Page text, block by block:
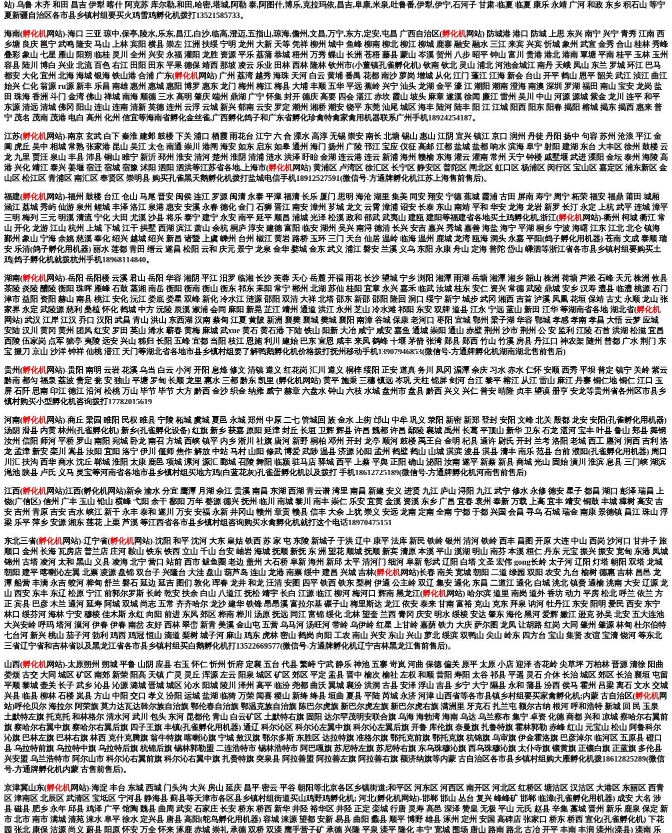
站) 乌鲁 木齐 和田 昌吉 伊犁 喀什 阿克苏 库尔勒,和田,哈密,塔城,阿勒 泰,阿图什,博乐,克拉玛依,昌吉,阜康,米泉,吐鲁番,伊犁,伊宁,石河子 甘肃-临夏 临夏 康乐 永靖 广河 和政 东乡 积石山 等宁
夏新疆自治区各市县乡镇村组要买火鸡雪鸡孵化机拨打13521585733。
海南(孵化机网站)-海口 三亚 琼中,保亭,陵水,乐东,昌江,白沙,临高,澄迈,五指山,琼海,儋州,文昌,万宁,东方,定安,屯昌 广西自治区(孵化机网站) 防城港 港口 防城 上思 东兴 南宁 兴宁 青秀 江南 西
乡塘 良庆 邕宁 武鸣 隆安 马山 上林 宾阳 横县 崇左 江洲 扶绥 宁明 龙州 大新 天等 凭祥 柳州 城中 鱼峰 柳南 柳北 柳江 柳城 鹿寨 融安 融水 三江 来宾 兴宾 忻城 象州 武宣 金秀 合山 桂林 秀峰
叠彩 象山 七星 雁山 阳朔 临桂 灵川 全州 兴安 永福 灌阳 龙胜 资源 平乐 荔蒲 恭城 梧州 万秀 蝶山 长洲 苍梧 藤县 蒙山 岑溪 贺州 八步 昭平 钟山 富川 贵港 港北 港南 覃塘 平南 桂平 玉林 玉州
容县 陆川 博白 兴业 北流 百色 右江 田阳 田东 平果 德保 靖西 那坡 凌云 乐业 田林 西林 隆林 钦州市(小董镇孔雀孵化机) 钦南 钦北 灵山 浦北 河池金城江 南丹 天峨 凤山 东兰 罗城 环江 巴马
都安 大化 宜州 北海 海城 银海 铁山港 合浦 广东(孵化机网站) 广州 荔湾 越秀 海珠 天河 白云 黄埔 番禺 花都 南沙 萝岗 增城 从化 江门 蓬江 江海 新会 台山 开平 鹤山 恩平 韶关 武江 浈江 曲江
始兴 仁化 翁源 ru源 新丰 乐昌 南雄 惠州 惠城 惠阳 博罗 惠东 龙门 梅州 梅江 梅县 大埔 丰顺 五华 平远 蕉岭 兴宁 汕头 龙湖 金平 濠 江 潮阳 潮南 澄海 南澳 深圳 罗湖 福田 南山 宝安 龙岗 盐
田 珠海 香洲 斗门 金湾 佛山 禅城 南海 顺德 三水 高明 肇庆 端州 鼎湖 广宁 怀集 封开 德庆 高要 四会 湛江 赤坎 霞山 坡头 麻章 遂溪 徐闻 廉江 雷州 吴川 中山 河源 源城 紫金 龙川 连平 和平
东源 清远 清城 佛冈 阳山 连山 连南 清新 英德 连州 云浮 云城 新兴 郁南 云安 罗定 潮州 湘桥 潮安 饶平 东莞 汕尾 城区 海丰 陆河 陆丰 阳 江 江城 阳西 阳东 阳春 揭阳 榕城 揭东 揭西 惠来 普
宁 茂名 茂南 茂港 电白 高州 化州 信宜等海南省孵化金丝雀,广西孵化鸽子和广东省孵化珍禽特禽家禽用机器联系广州手机18924254187。
江苏(孵化机网站)-南京 玄武 白下 秦淮 建邺 鼓楼 下关 浦口 栖霞 雨花台 江宁 六 合 溧水 高淳 无锡 崇安 南长 北塘 锡山 惠山 江阴 宜兴 镇江 京口 润州 丹徒 丹阳 扬中 句容 苏州 沧浪 平江 金
阊 虎丘 吴中 相城 常熟 张家港 昆山 吴江 太仓 南通 崇川 港闸 海安 如东 启东 如皋 通州 海门 扬州 广陵 邗江 宝应 仪征 高邮 江都 盐城 盐都 响水 滨海 阜宁 射阳 建湖 东台 大丰区 徐州 鼓楼 云
龙 九里 贾汪 泉山 丰县 沛县 铜山 睢宁 新沂 邳州 淮安 清河 楚州 淮阴 清浦 涟水 洪泽 盱眙 金湖 连云港 连云 新浦 海州 赣榆 东海 灌云 灌南 常州 天宁 钟楼 戚墅堰 武进 溧阳 金坛 泰州 海陵 高
港 兴化 靖江 泰兴 姜堰 宿迁 宿城 宿豫 沭阳 泗阳 泗洪等江苏省各地,上海市(孵化机网站) 黄浦区 卢湾区 徐汇区 长宁区 静安区 普陀区 闸北区 虹口区 杨浦区 闵行区 宝山区 嘉定区 浦东新区 金
山区 松江区 青浦区 南汇区 奉贤区 崇明县 购买孔雀黑天鹅孵化机拨打盐城电信手机18912527591(微信号-方通牌孵化机江苏上海售前售后)。
福建(孵化机网站)-福州 鼓楼 台江 仓山 马尾 晋安 闽侯 连江 罗源 闽清 永泰 平潭 福清 长乐 厦门 思明 海沧 湖里 集美 同安 翔安 宁德 蕉城 霞浦 古田 屏南 寿宁 周宁 柘荣 福安 福鼎 莆田 城厢
涵江 荔城 秀屿 仙游 泉州 鲤城 丰泽 洛江 泉港 惠安 安溪 永春 德化 金门 石狮 晋江 南安 漳州 芗城 龙文 云霄 漳浦 诏安 长泰 东山 南靖 平和 华安 龙海 龙岩 新罗 长汀 永定 上杭 武平 连城 漳平
三明 梅列 三元 明溪 清流 宁化 大田 尤溪 沙县 将乐 泰宁 建宁 永安 南平 延平 顺昌 浦城 光泽 松溪 政和 邵武 武夷山 建瓯 建阳等福建省各地买土鸡孵化机,浙江(孵化机网站)-衢州 柯城 衢江 常
山 开化 龙游 江山 杭州 上城 下城 江干 拱墅 西湖 滨江 萧山 余杭 桐庐 淳安 建德 富阳 临安 湖州 吴兴 南浔 德清 长兴 安吉 嘉兴 秀城 嘉善 海盐 海宁 平湖 桐乡 宁波 海曙 江东 江北 北仑 镇海
鄞州 象山 宁海 余姚 慈溪 奉化 绍兴 越城 绍兴 新昌 诸暨 上虞 嵊州 台州 椒江 黄岩 路桥 玉环 三门 天台 仙居 温岭 临海 温州 鹿城 龙湾 瓯海 洞头 永嘉 平阳(鸽子孵化用机器) 苍南 文成 泰顺 瑞
安 乐清(鸽子孵化用机器) 丽水 莲都 青田 缙云 遂昌 松阳 云和 庆元 景宁 龙泉 金华 婺城 金东 武义 浦江 磐安 兰溪 义乌 东阳 永康 舟山 定海 普陀 岱山 嵊泗等浙江省各市县乡镇村组要购买土
鸡|鸽子孵化机就拨杭州手机18968114840。
湖南(孵化机网站)-岳阳 岳阳楼 云溪 君山 岳阳 华容 湘阴 平江 汨罗 临湘 长沙 芙蓉 天心 岳麓 开福 雨花 长沙 望城 宁乡 浏阳 湘潭 雨湖 岳塘 湘潭 湘乡 韶山 株洲 荷塘 芦淞 石峰 天元 株洲 攸县
茶陵 炎陵 醴陵 衡阳 珠晖 雁峰 石鼓 蒸湘 南岳 衡阳 衡南 衡山 衡东 祁东 耒阳 常宁 郴州 北湖 苏仙 桂阳 宜章 永兴 嘉禾 临武 汝城 桂东 安仁 资兴 常德 武陵 鼎城 安乡 汉寿 澧县 临澧 桃源 石门
津市 益阳 资阳 赫山 南县 桃江 安化 沅江 娄底 娄星 双峰 新化 冷水江 涟源 邵阳 双清 大祥 北塔 邵东 新邵 邵阳 隆回 洞口 绥宁 新宁 城步 武冈 湘西 吉首 泸溪 凤凰 花垣 保靖 古丈 永顺 龙山 张
家界 永定 武陵源 慈利 桑植 怀化 鹤城 中方 沅陵 辰溪 溆浦 会同 麻阳 新晃 芷江 靖州 通道 洪江 永州 芝山 冷水滩 祁阳 东安 双牌 道县 江永 宁远 蓝山 新田 江华 等湖南省各地 湖北省(孵化机
网站) 武汉 江岸 江汉 乔口 汉阳 武昌 青山 洪山 东西湖 汉南 蔡甸 江夏 黄陂 新洲 襄樊 襄城 樊城 襄阳 南漳 谷城 保康 老河口 枣阳 宜城 鄂州 梁子湖 华容 鄂城 孝感 孝南 孝昌 大悟 云梦 应城
安陆 汉川 黄冈 黄州 团风 红安 罗田 英山 浠水 蕲春 黄梅 麻城 武xue 黄石 黄石港 下陆 铁山 阳新 大冶 咸宁 咸安 嘉鱼 通城 崇阳 通山 赤壁 荆州 沙市 荆州 公 安 监利 江陵 石首 洪湖 松滋 宜昌
西陵 伍家岗 点军 猇亭 夷陵 远安 兴山 秭归 长阳 五峰 宜都 当阳 枝江 恩施 利川 建始 巴东 宣恩 咸丰 来凤 鹤峰 十堰 茅箭 张湾 郧县 郧西 竹山 竹溪 房县 丹江口 神农架 随州 曾都 广水 荆门 东
宝 掇刀 京山 沙洋 钟祥 仙桃 潜江 天门等湖北省各地市县乡镇村组要了解鸭鹅孵化机价格拨打抚州移动手机13907946853(微信号-方通牌孵化机湖南湖北售前售后)
贵州(孵化机网站)-贵阳 南明 云岩 花溪 乌当 白云 小河 开阳 息烽 修文 清镇 遵义 红花岗 汇川 遵义 桐梓 绥阳 正安 道真 务川 凤冈 湄潭 余庆 习水 赤水 仁怀 安顺 西秀 平坝 普定 镇宁 关岭 紫云
黔南 都匀 福泉 荔波 贵定 瓮 安 独山 平塘 罗甸 长顺 龙里 惠水 三都 黔东 凯里 (孵化机网站) 黄平 施秉 三穗 镇远 岑巩 天柱 锦屏 剑河 台江 黎平 榕江 从江 雷山 麻江 丹寨 铜仁地 铜仁 江口 玉
屏 石阡 思南 印江 德江 沿河 松桃 万山 毕节 毕节 大方 黔西 金沙 织金 纳雍 威宁 赫章 六盘水 钟山 六枝 水城 盘州市 盘县 黔西 兴义 兴仁 普安 晴隆 贞丰 望谟 册亨 安龙等贵州省各州区市县乡
镇村购买小型孵化机咨询拨打17782015619
河南(孵化机网站)-商丘 梁园 睢阳 民权 睢县 宁陵 柘城 虞城 夏邑 永城 郑州 中原 二七 管城回 族 金水 上街 邙山 中牟 巩义 荥阳 新密 新郑 登封 安阳 文峰 北关 殷都 龙安 安阳(孔雀孵化用机器)
汤阴 滑县 内黄 林州(孔雀孵化机) 新乡(孔雀孵化设备) 红旗 新乡 获嘉 原阳 延津 封丘 长垣 卫辉 辉县 许昌 魏都 许昌 鄢陵 襄城 禹州 长葛 平顶山 新华 卫东 石龙 湛河 宝丰 叶县 鲁山 郏县 舞钢
汝州 信阳 师河 平桥 罗山 南阳 宛城 卧龙 南召 方城 西峡 镇平 内乡 淅川 社旗 唐河 新野 桐柏 邓州 开封 龙亭 顺河 鼓楼 禹王台 金明 杞县 通许 尉氏 开封 兰考 洛阳 老城 西工 廛河 涧西 吉利 洛
龙 孟津 新安 栾川 嵩县 汝阳 宜阳 洛宁 伊川 偃师 焦作 解放 中站 马村 山阳 修武 博爱 武陟 温县 济源 沁阳 孟州 鹤壁 鹤山 山城 淇滨 浚县 淇县 清丰 南乐 范县 台前 濮阳(孔雀孵化用机器) 周口
川汇 扶沟 西华 商水 沈丘 郸城 淮阳 太康 鹿邑 项城 漯河 源汇 郾城 召陵 舞阳 临颍 驻马店 驿城 西平 上蔡 平舆 正阳 确山 泌阳 汝南 遂平 新蔡 新县 商城 光山 固始 潢川 淮滨 息县 三门峡 湖滨
渑池 陕县 卢氏 义马 灵宝等河南省各地市县乡镇村组买地方鸡(白蓝花灰)孔雀蛋孵化机以及拨打 手机18612725189(微信号-方通牌孵化机河南售前售后)
江西(孵化机网站)江西(孵化机网站)新余 渝水 分宜 鹰潭 月湖 余江 贵溪 南昌 东湖 西湖 青云谱 湾里 南昌 新建 安义 进贤 九江 庐山 浔阳 九江 武宁 修水 永修 德安 星子 都昌 湖口 彭泽 瑞昌 上
饶(广信区) 信州 广丰 玉山 铅山 横峰 弋阳 余干 鄱阳 万年 婺源 德兴 抚州 临川 南城 黎川 南丰 崇仁 乐安 宜黄 金溪 资溪 东乡 广昌 宜春 袁州 奉新 万载 上高 宜丰 靖安 铜鼓 丰城 樟树 高安 吉
安 吉州 青原 吉安 吉水 峡江 新干 永丰 泰和 遂川 万安 安福 永新 井冈山 赣州 章贡 赣县 信丰 大余 上犹 崇义 安远 龙南 定南 全南 宁都 于都 兴国 会昌 寻乌 石城 瑞金 南康 景德镇 昌江 珠山 浮
梁 乐平 萍乡 安源 湘东 莲花 上栗 芦溪 等江西省各市县乡镇村组咨询购买水禽孵化机就打这个电话18970475151
东北三省(孵化机网站)-辽宁省(孵化机网站)-沈阳 和平 沈河 大东 皇姑 铁西 苏 家 屯 东陵 新城子 于洪 辽中 康平 法库 新民 铁岭 银州 清河 铁岭 西丰 昌图 开原 大连 中山 西岗 沙河口 甘井子 旅
顺口 金州 长海 瓦房店 普兰店 庄河 鞍山 铁东 铁西 立山 千山 台安 岫岩 海城 抚顺 新抚 东 洲 望花 顺城 抚顺 新宾 清原 本溪 平山 溪湖 明山 南芬 本溪 桓仁 丹东 元宝 振兴 振安 宽甸 东港 凤城
锦州 古塔 凌河 太和 黑山 义县 凌海 北宁 营口 站前 西市 鲅鱼圈 老边 盖州 大石桥 阜新 海州 新邱 太平 清河门 细河 阜新 彰武 辽阳 白塔 文圣 宏伟 gong长岭 太子河 辽阳 灯塔 朝阳 双塔 龙城
朝阳 建平 喀喇沁左翼 北票 凌源 盘锦 双台子 兴隆台 大洼 盘山 葫芦岛 连山 龙港 南票 绥中 建昌 兴城 吉林(孵化机网站)长春 南关 宽城 朝阳 二道 绿园 双阳 农安 九台 榆树 德惠 吉林 昌邑 龙
潭 船营 丰满 永吉 蛟河 桦甸 舒兰 磐石 延边 延吉 图们 敦化 珲春 龙井 和龙 汪清 安图 四平 铁西 铁东 梨树 伊通 公主岭 双辽 集安 通化 东昌 二道江 通化 白城 洮北 镇赉 通榆 洮南 大安 辽源 龙
山 西安 东丰 东辽 松原 宁江 前郭尔罗斯 长岭 乾安 扶余 白山 八道江 抚松 靖宇 长白 江源 临江 柳河 梅河口 辉南 黑龙江(孵化机网站) 哈尔滨 道里 南岗 道外 香坊 动力 平房 松北 呼兰 依兰 方
正 宾县 巴彦 木兰 通河 延寿 阿城 双城 尚志 五常 齐齐哈尔 龙沙 建华 铁锋 昂昂溪 富拉尔基 碾子山 梅里斯达 龙江 依安 泰来 甘南 富裕 克山 克东 拜泉 讷河 牡丹江 东安 阳明 爱民 西安 东宁
林口 绥芬河 海林 宁安 穆棱 佳木斯 永红 向阳 前进 东风 郊区 桦南 桦川 汤原 抚远 同江 富锦 绥化 北林 望奎 兰西 青冈 庆安 明水 绥棱 安达 肇东 海伦 黑河 爱辉 嫩江 逊克 孙吴 北安 五大连池
大兴安岭 呼玛 塔河 漠河 伊春 伊春 南岔 友好 西林 翠峦 新青 美溪 金山屯 五营 乌马河 汤旺河 带岭 乌伊岭 红星 上甘岭 嘉荫 铁力 大庆 萨尔图 龙凤 让胡路 红岗 大同 肇州 肇源 林甸 杜尔伯特
七台河 新兴 桃山 茄子河 勃利 鸡西 鸡冠 恒山 滴道 梨树 城子河 麻山 鸡东 虎林 密山 鹤岗 向阳 工农 南山 兴安 东山 兴山 萝北 绥滨 双鸭山 尖山 岭东 四方台 宝山 集贤 友谊 宝清 饶河 等东北
三省辽宁省和吉林省以及黑龙江省各市县乡镇村组买白鹅孵化机打13522669577(微信号-方通牌孵化机辽宁吉林黑龙江售前售后)。
山西(孵化机网站)-太原朔州 朔城 平鲁 山阴 应县 右玉 怀仁 忻州 忻府 定襄 五台 代县 繁峙 宁武 静乐 神池 五寨 岢岚 河曲 保德 偏关 原平 太原 小店 迎泽 杏花岭 尖草坪 万柏林 晋源 清徐 阳曲
娄烦 古交 大同 城区 矿区 南郊 新荣 阳高 天镇 广灵 灵丘 浑源 左云 阳泉 城区 矿区 郊区 平定 盂县 晋中 榆次 榆社 左权 和顺 昔阳 寿阳 太谷 祁县 平遥 灵石 介休 长治 城区 郊区 长治 襄垣 屯留
平顺 黎城 壶关 长子 武乡 沁县 沁源 潞城 晋城 城区 沁水 阳城 陵川 泽州 高平 临汾 尧都 曲沃 翼城 襄汾 洪洞 古县 安泽 浮山 吉县 乡宁 大宁 隰县 永和 蒲县 汾西 侯马 霍州 吕梁 离石 文水 交城
兴县 临县 柳林 石楼 岚县 方山 中阳 交口 孝义 汾阳 运城 盐湖 临猗 万荣 闻喜 稷山 新绛 绛县 垣曲 夏县 平陆 芮城 永济 河津 山西省等各市县镇乡村组要买家禽孵化机;内蒙 古自治区(孵化机网
站)呼伦贝尔 海拉尔 阿荣旗 莫力达瓦达斡尔族自治旗 鄂伦春自治旗 鄂温克族自治旗 陈巴尔虎旗 新巴尔虎左旗 新巴尔虎右旗 满洲里 牙克石 扎兰屯 额尔古纳 根河 呼和浩特 新城 回 民 玉泉
土默特左旗 托克托 和林格尔 清水河 武川 包头 东河 昆都伦 青山 白云矿区 土默特右旗 固阳 达尔罕茂明安联合旗 乌海 海勃湾 海南 乌达 乌兰察布 集宁 卓资 化德 商都 兴和 凉城 察哈尔右翼前
旗 察哈尔右翼中旗 察哈尔右翼后旗 四子王旗 丰镇(孔雀孵化用机器) 通辽 科尔沁区 科尔沁左翼中旗 科尔沁左翼后旗 开鲁 库伦旗 奈曼旗 扎鲁特旗 霍林郭勒 赤峰 红山 元宝山 松山 阿鲁科尔
沁旗 巴林左旗 巴林右旗 林西 克什克腾旗 翁牛特旗 喀喇沁旗 宁城 敖汉旗 鄂尔多斯 东胜区 达拉特旗 准格尔旗 鄂托克前旗 鄂托克旗 杭锦旗 乌审旗 伊金霍洛旗 巴彦淖尔 临河区 五原县 磴口
县 乌拉特前旗 乌拉特中旗 乌拉特后旗 杭锦后旗 锡林郭勒盟 二连浩特市 锡林浩特市 阿巴嘎旗 苏尼特左旗 苏尼特右旗 东乌珠穆沁旗 西乌珠穆沁旗 太仆寺旗 镶黄旗 正镶白旗 正蓝旗 多伦县
兴安盟 乌兰浩特市 阿尔山市 科尔沁右翼前旗 科尔沁右翼中旗 扎赉特旗 突泉县 阿拉善盟 阿拉善左旗 阿拉善右旗 额济纳旗等内蒙 古自治区各市县乡镇村组购大雁孵化机拨18612825289(微信
号-方通牌孵化机内蒙 古售前售后)。
京津冀山东(孵化机网站)-海淀 丰台 东城 西城 门头沟 大兴 房山 延庆 昌平 密云 平谷 朝阳等北京各区乡镇街道;和平区 河东区 河西区 南开区 河北区 红桥区 塘沽区 汉沽区 大港区 东丽区 西青
区 津南区 北辰区 武清区 宝坻区 宁河县 静海县 蓟县等天津市各区县乡镇村组街道买山鸡野鸡孵化机; 河北(孵化机网站)-邯郸 邯山 丛台 复兴 峰峰矿 邯郸 临漳(孔雀孵化用机器) 成安 大名 涉
县 磁县 肥乡 永年 邱县 鸡泽 广平 馆陶 魏县 曲周 武安 石家庄 长安 桥东 桥西 新华 井陉 裕华区 井陉 正定 栾城 行唐 灵寿 高邑 深泽 赞皇 无极 平山 元氏 赵县 辛集 藁城 晋州 新乐 鹿泉 保定 新
市 北市 南市 满城 清苑 涞水 阜平 徐水 定兴县 唐县 高阳(鸵鸟孵化用机器) 容城 涞源 望都 安新 易县 曲阳 蠡县 顺平 博野 雄县 涿州 定州 安国 高碑店 张家口 桥东 桥西 宣化(孔雀孵化机) 下花
园 张北 康保 沽源 尚义 蔚县 阳原 怀安 万全 怀来 涿鹿 赤城 崇礼 承德 双桥 双滦 鹰手营子矿 承德 兴隆 平泉 滦平 隆化 丰宁 宽城 围场 唐山 路南 路北 古冶 开平 丰南 丰润 滦州(滦县) 滦南 乐